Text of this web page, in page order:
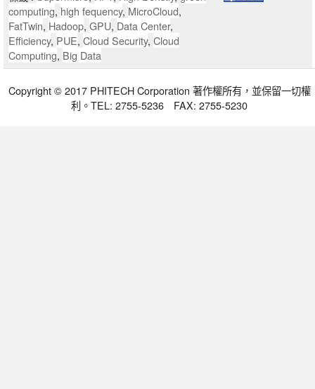
computing, high fequency, MicroCloud,
FatTwin, Hadoop, GPU, Data Center,
Efficiency, PUE, Cloud Security, Cloud
Computing, Big Data
Copyright © 2017 PHITECH Corporation 著作權所有，並保留一切權
利。TEL: 2755-5236 FAX: 2755-5230